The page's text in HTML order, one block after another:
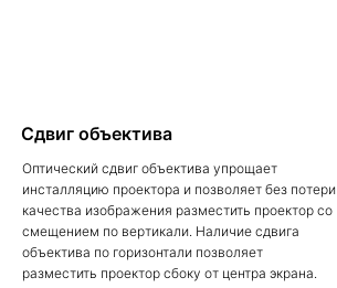
Сдвиг объектива
Оптический сдвиг объектива упрощает
инсталляцию проектора и позволяет без потери
качества изображения разместить проектор со
смещением по вертикали. Наличие сдвига
объектива по горизонтали позволяет
разместить проектор сбоку от центра экрана.